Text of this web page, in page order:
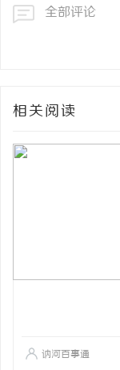
全部评论
相关阅读
讷河百事通